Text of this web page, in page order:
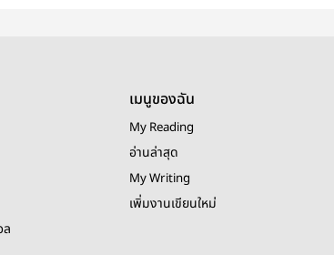
เมนูของฉัน
My Reading
อ่านล่าสุด
My Writing
เพิ่มงานเขียนใหม่